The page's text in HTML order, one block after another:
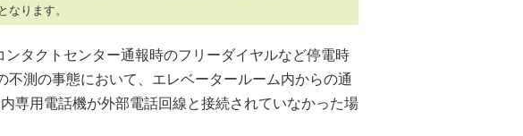
なります。
タクトセンター通報時のフリーダイヤルなど停電時
測の事態において、エレベータールーム内からの通
専用電話機が外部電話回線と接続されていなかった場